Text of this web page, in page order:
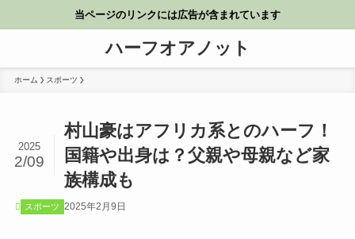
当ページのリンクには広告が含まれています
ハーフオアノット
ホーム スポーツ
村山豪はアフリカ系とのハーフ！
国籍や出身は？父親や母親など家
族構成も
2025
2/09
スポーツ 2025年2月9日